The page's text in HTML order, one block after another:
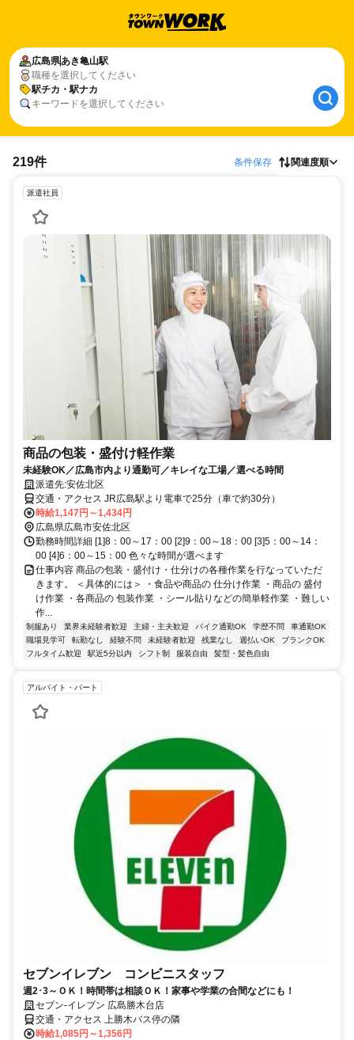
広島県あき亀山駅
職種を選択してください
駅チカ・駅ナカ
キーワードを選択してください
219件 条件保存 関連度順
派遣社員
商品の包装・盛付け軽作業
未経験OK／広島市内より通勤可／キレイな工場／選べる時間
派遣先:安佐北区
交通・アクセス JR広島駅より電車で25分（車で約30分）
時給1,147円～1,434円
広島県広島市安佐北区
勤務時間詳細 [1]8：00～17：00 [2]9：00～18：00 [3]5：00～14：
00 [4]6：00～15：00 色々な時間が選べます
仕事内容 商品の包装・盛付け・仕分けの各種作業を行なっていただ
きます。 ＜具体的には＞ ・食品や商品の 仕分け作業 ・商品の 盛付
け作業 ・各商品の 包装作業 ・シール貼りなどの簡単軽作業 ・難しい
作...
制服あり 業界未経験者歓迎 主婦・主夫歓迎 バイク通勤OK 学歴不問
車通勤OK
職場見学可
転勤なし 経験不問 未経験者歓迎 残業なし 週払いOK
ブランクOK
フルタイム歓迎
駅近5分以内 シフト制 服装自由 髪型・髪色自由
アルバイト・パート
セブンイレブン コンビニスタッフ
週2･3～ＯＫ！時間帯は相談ＯＫ！家事や学業の合間などにも！
セブン-イレブン 広島勝木台店
交通・アクセス 上勝木バス停の隣
時給1,085円～1,356円